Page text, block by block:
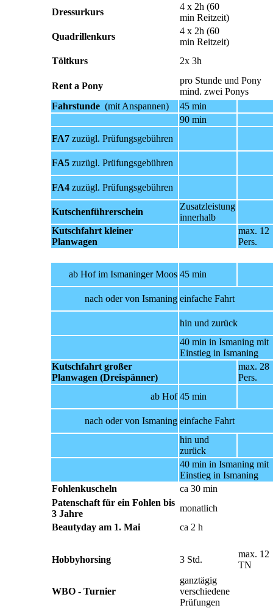
Dressurkurs
4 x 2h (60
min Reitzeit)
Quadrillenkurs
4 x 2h (60
min Reitzeit)
Töltkurs
2x 3h
Rent a Pony
pro Stunde und Pony
mind. zwei Ponys
Fahrstunde (mit Anspannen)
45 min
90 min
FA7 zuzügl. Prüfungsgebühren
FA5 zuzügl. Prüfungsgebühren
FA4 zuzügl. Prüfungsgebühren
Kutschenführerschein
Zusatzleistung
innerhalb
Kutschfahrt kleiner
Planwagen
max. 12
Pers.
ab Hof im Ismaninger Moos 45 min
nach odervon Ismaning einfache Fahrt
hin und zurück
40 min in Ismaning mit
Einstieg in Ismaning
Kutschfahrt großer
Planwagen (Dreispänner)
max. 28
Pers.
ab Hof 45 min
nach odervon Ismaning einfache Fahrt
hin und
zurück
40 min in Ismaning mit
Einstieg in Ismaning
Fohlenkuscheln
ca 30 min
Patenschaft für ein Fohlen bis
3 Jahre
monatlich
Beautyday am 1. Mai
ca 2 h
Hobbyhorsing 3 Std.
max. 12
TN
WBO - Turnier
ganztägig
verschiedene
Prüfungen